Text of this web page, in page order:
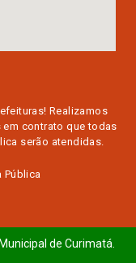
! Realizamos
contrato que todas
serão atendidas.
Pública
de Curimatá.